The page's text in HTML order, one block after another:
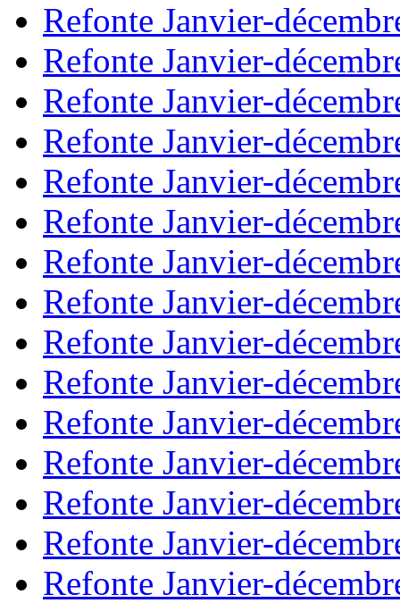
Refonte Janvier-
Refonte Janvier-
Refonte Janvier-
Refonte Janvier-
Refonte Janvier-
Refonte Janvier-
Refonte Janvier-
Refonte Janvier-
Refonte Janvier-
Refonte Janvier-
Refonte Janvier-
Refonte Janvier-
Refonte Janvier-
Refonte Janvier-
Refonte Janvier-